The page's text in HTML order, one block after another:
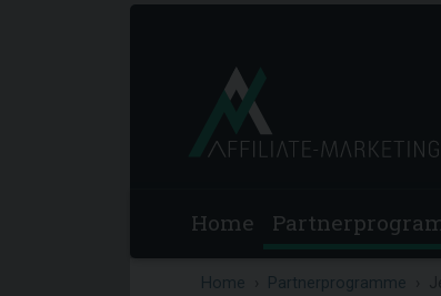
Home
Home Partnerprogramme